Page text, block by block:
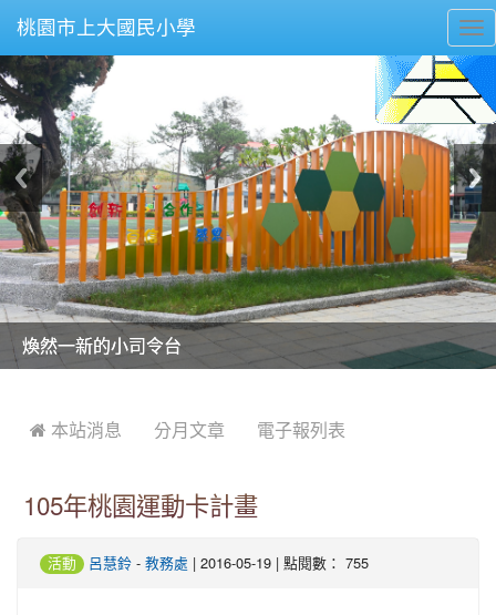
桃園市上大國民小學
美麗的操場是我們活力的來源
美麗的操場是我們活力的來源
煥然一新的小司令台
煥然一新的小司令台
富含桃園埤塘田園風光意象的中廊
富含桃園埤塘田園風光意象的中廊
嶄新的中庭廣場
嶄新的中庭廣場
水生池生生不息
水生池生生不息
 本站消息 分月文章 電子報列表
105年桃園運動卡計畫
活動 呂慧鈴 - 教務處 | 2016-05-19 | 點閱數： 755